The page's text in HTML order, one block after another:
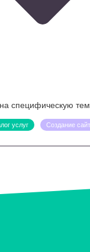
специфическую
услуг Создание